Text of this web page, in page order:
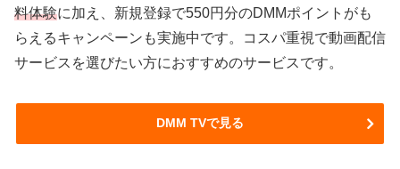
料体験に加え、新規登録で550円分のDMMポイントがも
らえるキャンペーンも実施中です。コスパ重視で動画配信
サービスを選びたい方におすすめのサービスです。
DMM TVで見る